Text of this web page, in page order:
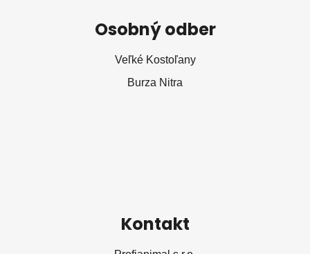
Osobný odber
Veľké Kostoľany
Burza Nitra
Kontakt